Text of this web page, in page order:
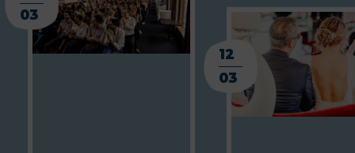
03
12
03